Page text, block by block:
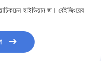
হাইডিয়ান জ। বেইজিংয়ের